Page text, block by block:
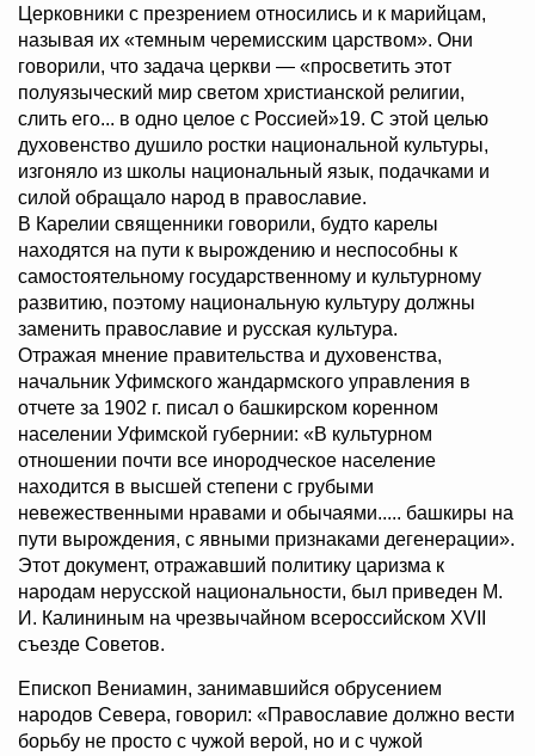
Церковники с презрением относились и к марийцам,
называя их «темным черемисским царством». Они
говорили, что задача церкви — «просветить этот
полуязыческий мир светом христианской религии,
слить его... в одно целое с Россией»19. С этой целью
духовенство душило ростки национальной культуры,
изгоняло из школы национальный язык, подачками и
силой обращало народ в православие.
В Карелии священники говорили, будто карелы
находятся на пути к вырождению и неспособны к
самостоятельному государственному и культурному
развитию, поэтому национальную культуру должны
заменить православие и русская культура.
Отражая мнение правительства и духовенства,
начальник Уфимского жандармского управления в
отчете за 1902 г. писал о башкирском коренном
населении Уфимской губернии: «В культурном
отношении почти все инородческое население
находится в высшей степени с грубыми
невежественными нравами и обычаями..... башкиры на
пути вырождения, с явными признаками дегенерации».
Этот документ, отражавший политику царизма к
народам нерусской национальности, был приведен М.
И. Калининым на чрезвычайном всероссийском XVII
съезде Советов.
Епископ Вениамин, занимавшийся обрусением
народов Севера, говорил: «Православие должно вести
борьбу не просто с чужой верой, но и с чужой